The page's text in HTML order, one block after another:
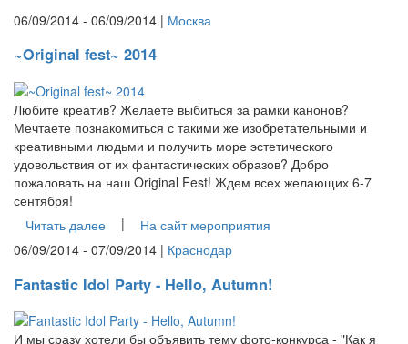
06/09/2014 - 06/09/2014 | Москва
~Original fest~ 2014
Любите креатив? Желаете выбиться за рамки канонов?
Мечтаете познакомиться с такими же изобретательными и
креативными людьми и получить море эстетического
удовольствия от их фантастических образов? Добро
пожаловать на наш Original Fest! Ждем всех желающих 6-7
сентября!
Читать далее
|
На сайт мероприятия
06/09/2014 - 07/09/2014 | Краснодар
Fantastic Idol Party - Hello, Autumn!
И мы сразу хотели бы объявить тему фото-конкурса - "Как я